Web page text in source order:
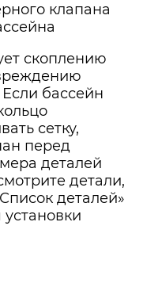
клапана
скоплению
бассейн
сетку,
перед
деталей
детали,
деталей»